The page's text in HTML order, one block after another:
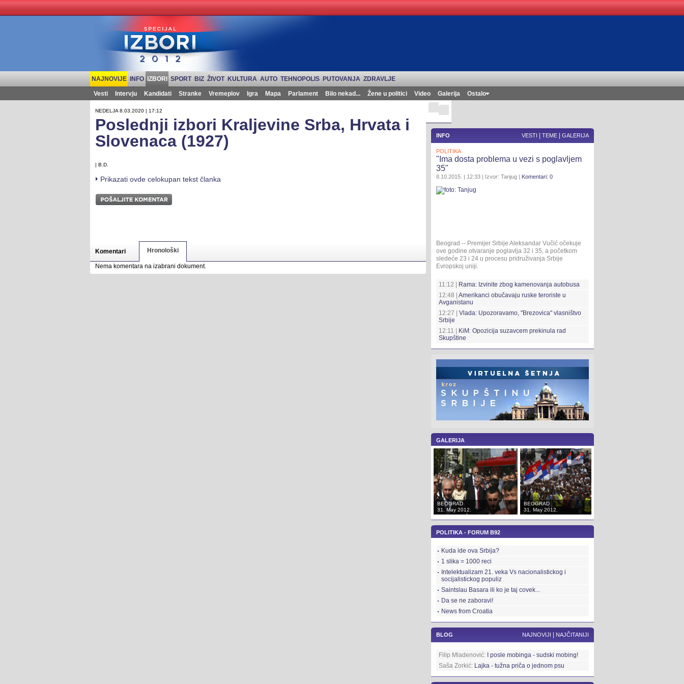
NAJNOVIJE INFO IZBORI SPORT BIZ ŽIVOT KULTURA AUTO TEHNOPOLIS PUTOVANJA ZDRAVLJE
Vesti Intervju Kandidati Stranke Vremeplov Igra Mapa Parlament Bilo nekad... Žene u politici Video Galerija Ostalo
NEDELJA 8.03.2020 | 17:12
Poslednji izbori Kraljevine Srba, Hrvata i
Slovenaca (1927)
| B.D.
Prikazati ovde celokupan tekst članka
Komentari Hronološki
Nema komentara na izabrani dokument.
INFO VESTI TEME GALERIJA
POLITIKA
"Ima dosta problema u vezi s poglavljem
35"
8.10.2015. | 12:33 | Izvor: Tanjug | Komentari: 0
Beograd -- Premijer Srbije Aleksandar Vučić očekuje
ove godine otvaranje poglavlja 32 i 35, a početkom
sledeće 23 i 24 u procesu pridruživanja Srbije
Evropskoj uniji.
11:12 |
Rama: Izvinite zbog kamenovanja autobusa
12:48 | Amerikanci obučavaju ruske teroriste u
Avganistanu
12:27 | Vlada: Upozoravamo, "Brezovica" vlasništvo
Srbije
12:11 |
KiM: Opozicija suzavcem prekinula rad
Skupštine
GALERIJA
BEOGRAD
31. May 2012.
BEOGRAD
31. May 2012.
POLITIKA - FORUM B92
Kuda ide ova Srbija?
1 slika = 1000 reci
Intelektualizam 21. veka Vs nacionalistickog i
socijalistickog populiz
Saintslau Basara ili ko je taj covek...
Da se ne zaboravi!
News from Croatia
BLOG NAJNOVIJI NAJČITANIJI
Filip Mladenović:
I posle mobinga - sudski mobing!
Saša Zorkić: Lajka - tužna priča o jednom psu